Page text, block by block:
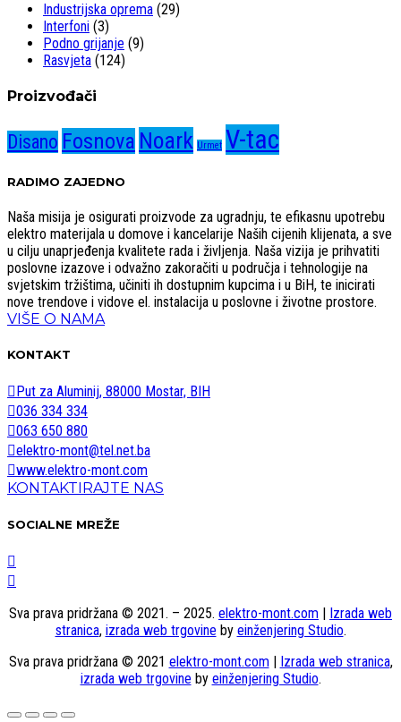
Industrijska oprema (29)
Interfoni (3)
Podno grijanje (9)
Rasvjeta (124)
Proizvođači
Disano Fosnova Noark Urmet V-tac
RADIMO ZAJEDNO
Naša misija je osigurati proizvode za ugradnju, te efikasnu upotrebu
elektro materijala u domove i kancelarije Naših cijenih klijenata, a sve
u cilju unaprjeđenja kvalitete rada i življenja. Naša vizija je prihvatiti
poslovne izazove i odvažno zakoračiti u područja i tehnologije na
svjetskim tržištima, učiniti ih dostupnim kupcima i u BiH, te inicirati
nove trendove i vidove el. instalacija u poslovne i životne prostore.
VIŠE O NAMA
KONTAKT
Put za Aluminij, 88000 Mostar, BIH
036 334 334
063 650 880
elektro-mont@tel.net.ba
www.elektro-mont.com
KONTAKTIRAJTE NAS
SOCIALNE MREŽE
Sva prava pridržana © 2021. – 2025. elektro-mont.com | Izrada web
stranica, izrada web trgovine by einženjering Studio.
Sva prava pridržana © 2021 elektro-mont.com| Izrada web stranica,
izrada web trgovine by einženjering Studio.